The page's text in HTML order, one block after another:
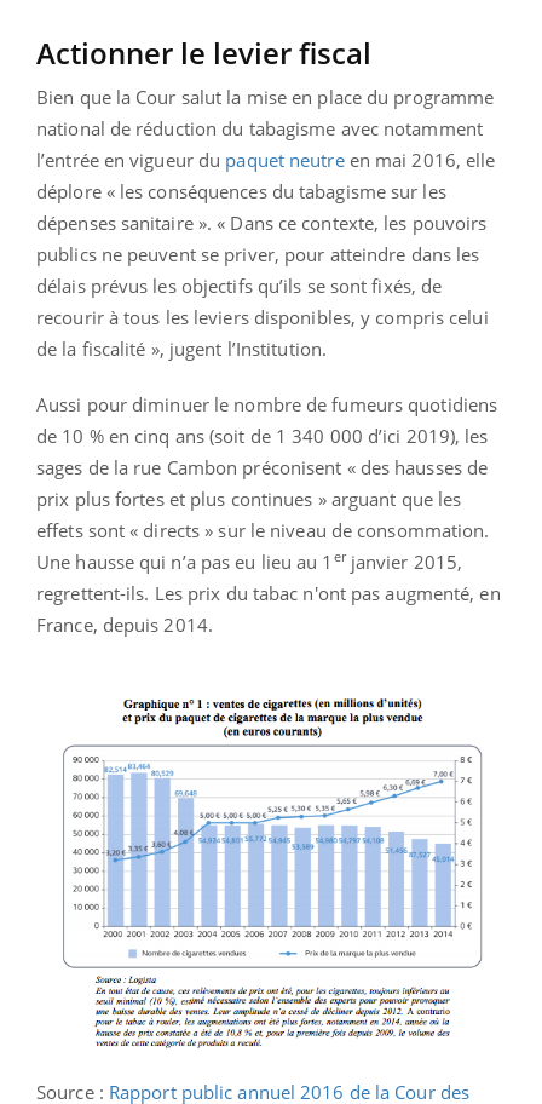
Actionner le levier fiscal
Bien que la Cour salut la mise en place du programme
national de réduction du tabagisme avec notamment
l’entrée en vigueur du paquet neutreen mai 2016, elle
déplore « les conséquences du tabagisme sur les
dépenses sanitaire ». « Dans ce contexte, les pouvoirs
publics ne peuvent se priver, pour atteindre dans les
délais prévus les objectifs qu’ils se sont fixés, de
recourir à tous les leviers disponibles, y compris celui
de la fiscalité », jugent l’Institution.
Aussi pour diminuer le nombre de fumeurs quotidiens
de 10 % en cinq ans (soit de 1 340 000 d’ici 2019), les
sages de la rue Cambon préconisent « des hausses de
prix plus fortes et plus continues » arguant que les
effets sont « directs » sur le niveau de consommation.
Une hausse qui n’a pas eu lieu au 1 erjanvier 2015,
regrettent-ils. Les prix du tabac n'ont pas augmenté, en
France, depuis 2014.
Source : Rapport public annuel 2016 de la Cour des